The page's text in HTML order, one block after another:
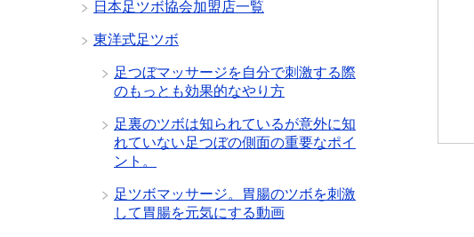
日本足ツボ協会加盟店一覧
東洋式足ツボ
足つぼマッサージを自分で刺激する際
のもっとも効果的なやり方
足裏のツボは知られているが意外に知
れていない足つぼの側面の重要なポイ
ント。
足ツボマッサージ。胃腸のツボを刺激
して胃腸を元気にする動画